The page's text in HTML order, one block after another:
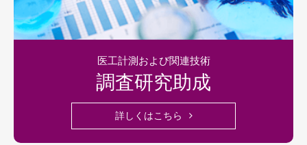
医工計測および関連技術
調査研究助成
詳しくはこちら